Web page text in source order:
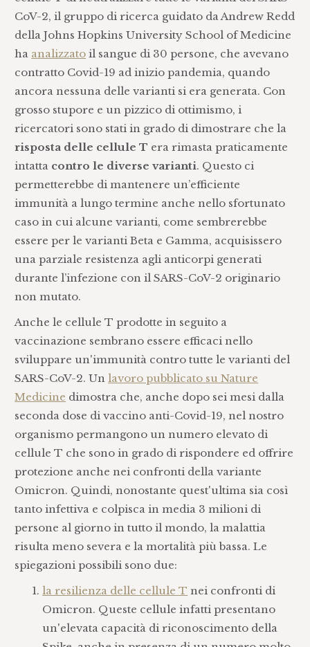
CoV-2, il gruppo di ricerca guidato da Andrew Redd
della Johns Hopkins University School of Medicine
ha analizzato il sangue di 30 persone, che avevano
contratto Covid-19 ad inizio pandemia, quando
ancora nessuna delle varianti si era generata. Con
grosso stupore e un pizzico di ottimismo, i
ricercatori sono stati in grado di dimostrare che la
risposta delle cellule T era rimasta praticamente
intatta contro le diverse varianti. Questo ci
permetterebbe di mantenere un’efficiente
immunità a lungo termine anche nello sfortunato
caso in cui alcune varianti, come sembrerebbe
essere per le varianti Beta e Gamma, acquisissero
una parziale resistenza agli anticorpi generati
durante l’infezione con il SARS-CoV-2 originario
non mutato.
Anche le cellule T prodotte in seguito a
vaccinazione sembrano essere efficaci nello
sviluppare un'immunità contro tutte le varianti del
SARS-CoV-2. Unlavoro pubblicato su Nature
Medicine dimostra che, anche dopo sei mesi dalla
seconda dose di vaccino anti-Covid-19, nel nostro
organismo permangono un numero elevato di
cellule T che sono in grado di rispondere ed offrire
protezione anche nei confronti della variante
Omicron. Quindi, nonostante quest'ultima sia così
tanto infettiva e colpisca in media 3 milioni di
persone al giorno in tutto il mondo, la malattia
risulta meno severa e la mortalità più bassa. Le
spiegazioni possibili sono due:
la resilienza delle cellule T nei confronti di
Omicron. Queste cellule infatti presentano
un'elevata capacità di riconoscimento della